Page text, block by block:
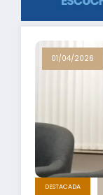
01/04/2026
DESTACADA